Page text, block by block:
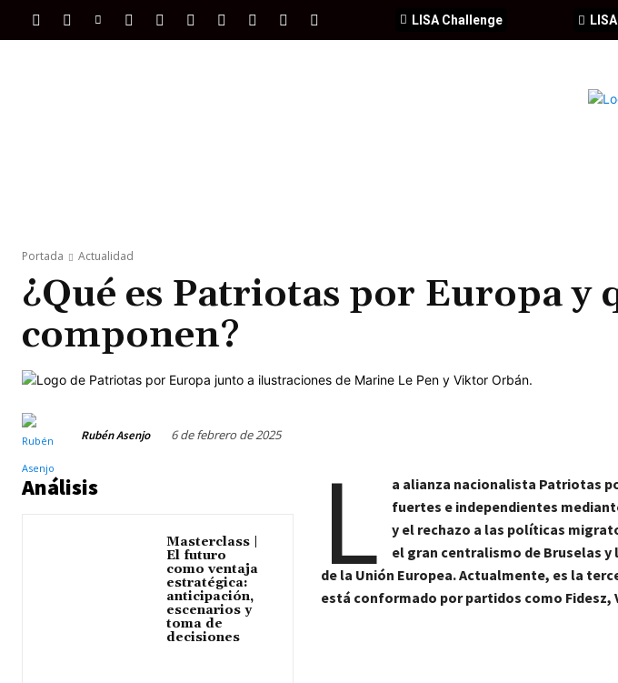
LISA Challenge
Portada Actualidad
¿Qué es Patriotas por Europa y
componen?
Rubén Asenjo 6 de febrero de 2025
Análisis
Masterclass |
El futuro
como ventaja
estratégica:
anticipación,
escenarios y
toma de
decisiones
L
a alianza nacionalista Patriotas
fuertes e independientes
y el rechazo a las políticas
el gran centralismo de Bruselas
de la Unión Europea. Actualmente, es la
está conformado por partidos como Fidesz,